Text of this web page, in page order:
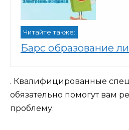
Читайте также:
Барс образование
. Квалифицированные
обязательно помогут вам
проблему.